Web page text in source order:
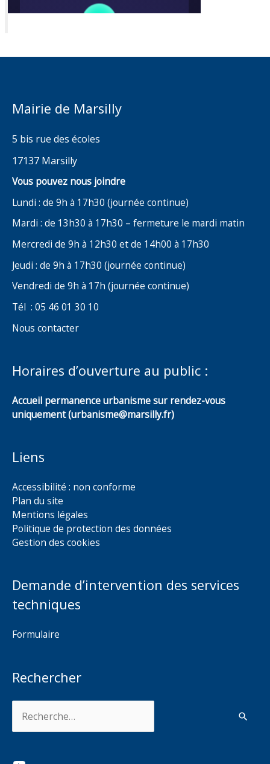
Mairie de Marsilly
5 bis rue des écoles
17137 Marsilly
Vous pouvez nous joindre
Lundi : de 9h à 17h30 (journée continue)
Mardi : de 13h30 à 17h30 – fermeture le mardi matin
Mercredi de 9h à 12h30 et de 14h00 à 17h30
Jeudi : de 9h à 17h30 (journée continue)
Vendredi de 9h à 17h (journée continue)
Tél : 05 46 01 30 10
Nous contacter
Horaires d’ouverture au public :
Accueil permanence urbanisme sur rendez-vous
uniquement (urbanisme@marsilly.fr)
Liens
Accessibilité : non conforme
Plan du site
Mentions légales
Politique de protection des données
Gestion des cookies
Demande d’intervention des services
techniques
Formulaire
Rechercher